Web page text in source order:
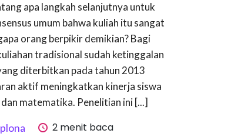
apa langkah selanjutnya untuk
umum bahwa kuliah itu sangat
orang berpikir demikian? Bagi
tradisional sudah ketinggalan
diterbitkan pada tahun 2013
aktif meningkatkan kinerja siswa
matematika. Penelitian ini [...]
2 menit baca